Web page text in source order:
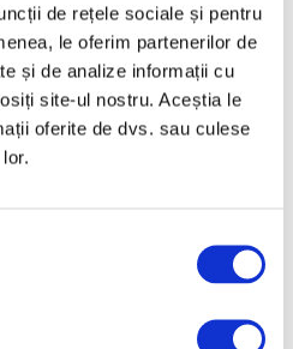
de rețele sociale și pentru
le oferim partenerilor de
și de analize informații cu
site-ul nostru. Aceștia le
oferite de dvs. sau culese